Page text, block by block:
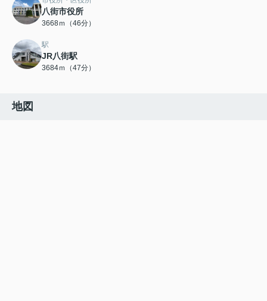
八街市役所
3668ｍ（46分）
駅
JR八街駅
3684ｍ（47分）
地図